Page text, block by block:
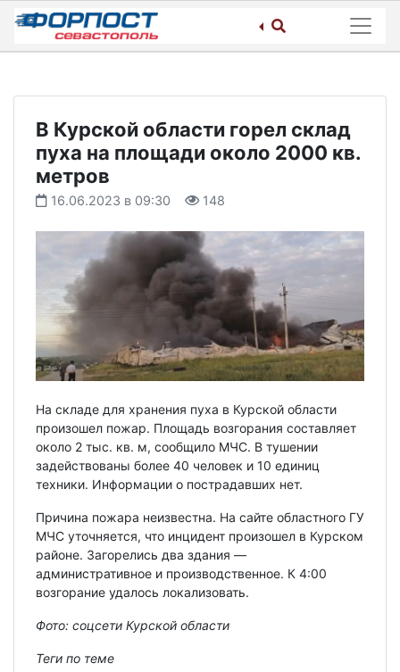
Skip
content
В Курской области горел склад
пуха на площади около 2000 кв.
метров
16.06.2023 в 09:30 148
На складе для хранения пуха в Курской области
произошел пожар. Площадь возгорания составляет
около 2 тыс. кв. м, сообщило МЧС. В тушении
задействованы более 40 человек и 10 единиц
техники. Информации о пострадавших нет.
Причина пожара неизвестна. На сайте областного ГУ
МЧС уточняется, что инцидент произошел в Курском
районе. Загорелись два здания —
административное и производственное. К 4:00
возгорание удалось локализовать.
Фото: соцсети Курской области
Теги по теме